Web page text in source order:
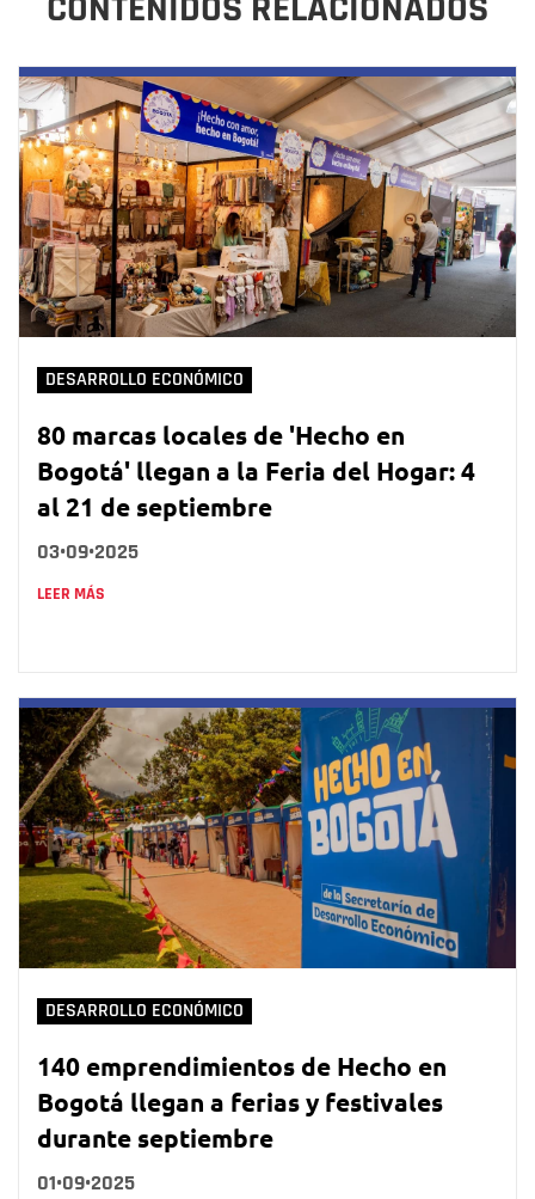
DESARROLLO ECONÓMICO
80 marcas locales de 'Hecho en
Bogotá' llegan a la Feria del Hogar: 4
al 21 de septiembre
03•09•2025
LEER MÁS
DESARROLLO ECONÓMICO
140 emprendimientos de Hecho en
Bogotá llegan a ferias y festivales
durante septiembre
01•09•2025